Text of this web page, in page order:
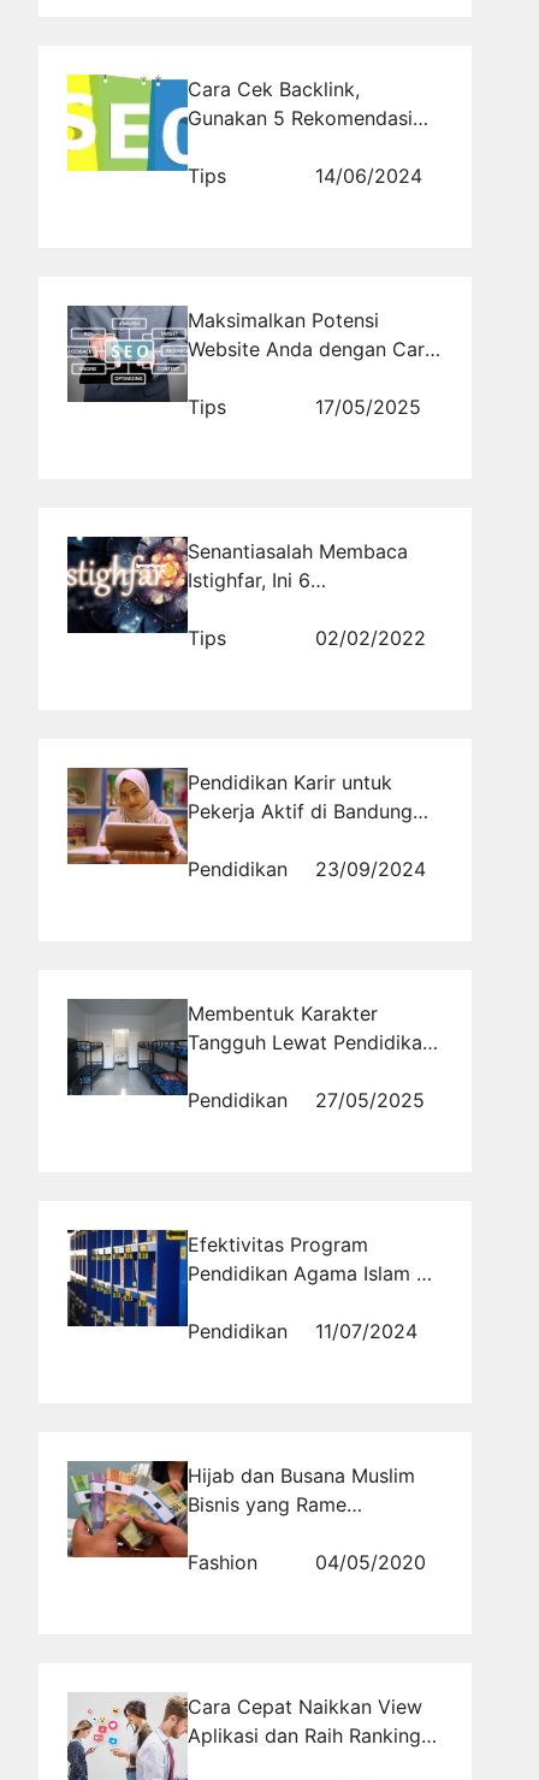
Cara Cek Backlink,
Gunakan 5 Rekomendasi
Tips
14/06/2024
Maksimalkan Potensi
Website Anda dengan Cara
Website yang Tepat
Tips 17/05/2025
Senantiasalah Membaca
Istighfar, Ini 6
Membuka Pintu Rezeki
Tips 02/02/2022
Pendidikan Karir untuk
Pekerja Aktif di Bandung
University
Pendidikan 23/09/2024
Membentuk Karakter
Tangguh Lewat Pendidikan
Pendidikan
27/05/2025
Efektivitas Program
Pendidikan Agama Islam di
Masoem
Pendidikan 11/07/2024
Hijab dan Busana Muslim
Bisnis yang Rame
Fashion
04/05/2020
Cara Cepat Naikkan View
Aplikasi dan Raih Ranking